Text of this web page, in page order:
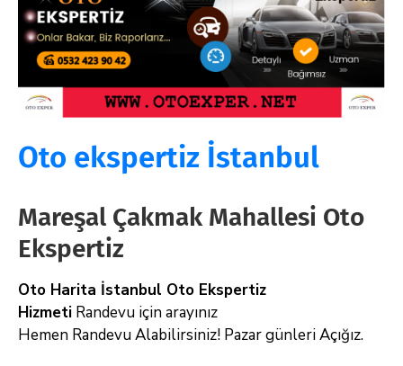
Oto ekspertiz İstanbul
Mareşal Çakmak Mahallesi Oto
Ekspertiz
Oto Harita İstanbul Oto Ekspertiz
Hizmeti Randevu için arayınız
Hemen Randevu Alabilirsiniz! Pazar günleri Açığız.